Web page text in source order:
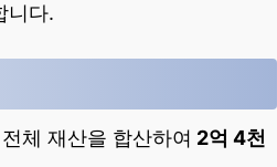
니다.
체 재산을 합산하여 2억 4천